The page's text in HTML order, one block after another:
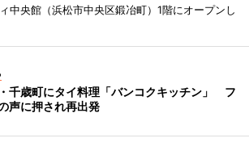
中央館（浜松市中央区鍛冶町）1階にオープンし
千歳町にタイ料理「バンコクキッチン」 フ
声に押され再出発